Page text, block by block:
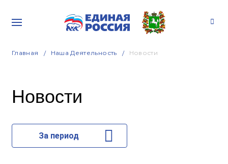
Главная Наша Деятельность Новости
Новости
За период